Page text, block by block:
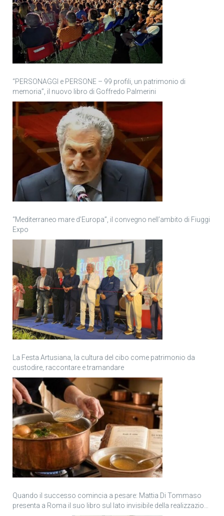
“PERSONAGGI e PERSONE – 99 profili, un patrimonio di
memoria”, il nuovo libro di Goffredo Palmerini
“Mediterraneo mare d’Europa”, il convegno nell’ambito di Fiuggi
Expo
La Festa Artusiana, la cultura del cibo come patrimonio da
custodire, raccontare e tramandare
Quando il successo comincia a pesare: Mattia Di Tommaso
presenta a Roma il suo libro sul lato invisibile della realizzazione